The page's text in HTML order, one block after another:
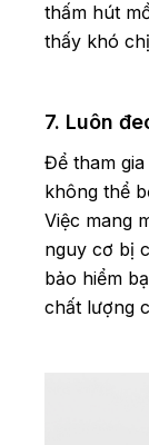
thấm hút
thấy khó
7. Luôn
Để tham
không thể
Việc mang
nguy cơ bị
bảo hiểm
chất lượng